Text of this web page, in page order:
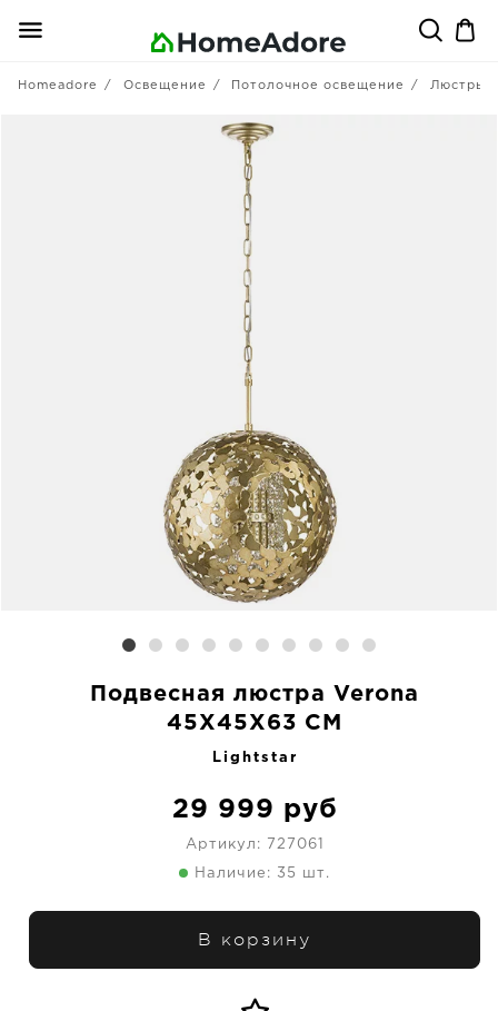
Homeadore Освещение Потолочное освещение Люстры
Подвесная люстра Verona
45X45X63 CM
Lightstar
29 999 руб
Артикул: 727061
Наличие: 35 шт.
В корзину